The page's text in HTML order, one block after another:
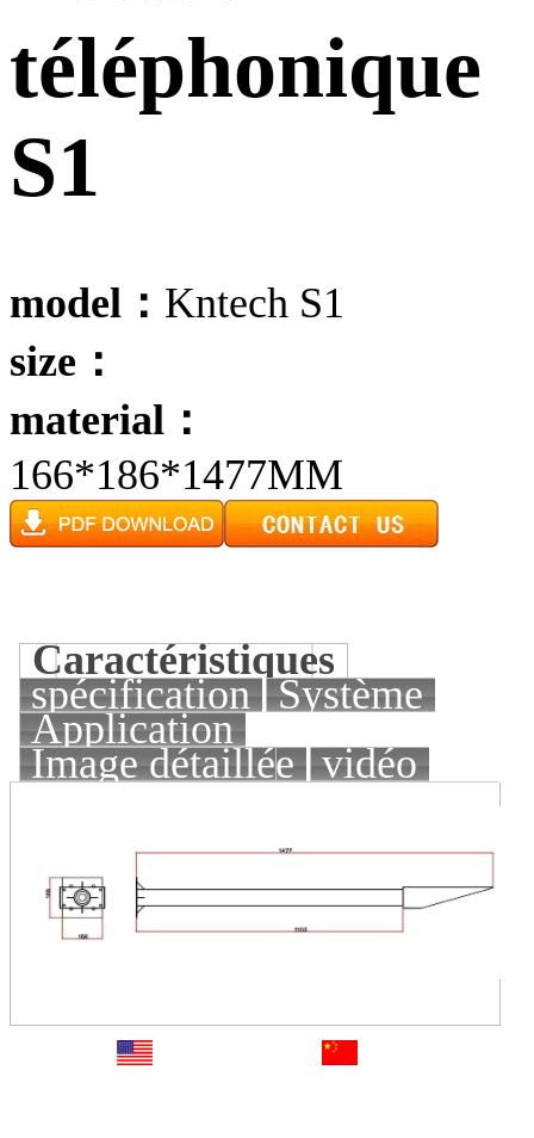
téléphonique
S1
model： Kntech S1
size：
material：
166*186*1477MM
Caractéristiques
spécification Système
Application
Image détaillée vidéo